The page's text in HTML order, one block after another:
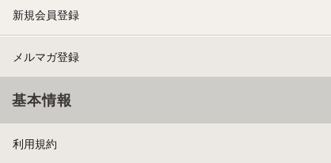
新規会員登録
メルマガ登録
基本情報
利用規約